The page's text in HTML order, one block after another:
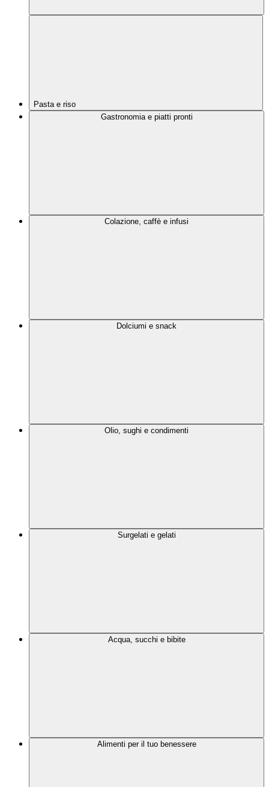
Pasta e riso
Gastronomia e piatti pronti
Colazione, caffè e infusi
Dolciumi e snack
Olio, sughi e condimenti
Surgelati e gelati
Acqua, succhi e bibite
Alimenti per il tuo benessere